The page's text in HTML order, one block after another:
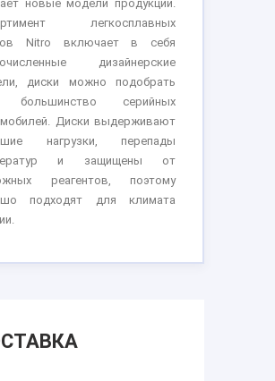
новые модели продукции.
легкосплавных
Nitro включает в себя
дизайнерские
диски можно подобрать
большинство серийных
Диски выдерживают
нагрузки, перепады
и защищены от
реагентов, поэтому
подходят для климата